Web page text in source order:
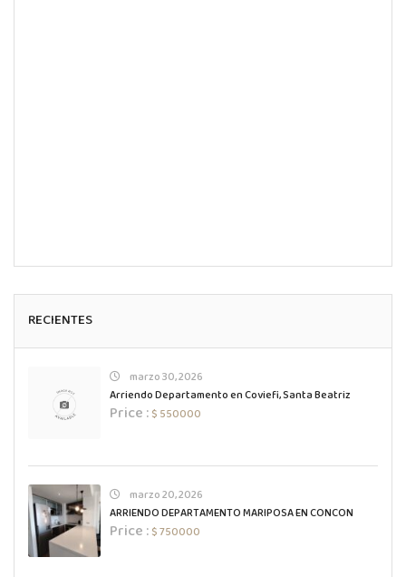
RECIENTES
marzo 30, 2026
Arriendo Departamento en Coviefi, Santa Beatriz
Price :$ 550000
marzo 20, 2026
ARRIENDO DEPARTAMENTO MARIPOSA EN CONCON
Price :$ 750000